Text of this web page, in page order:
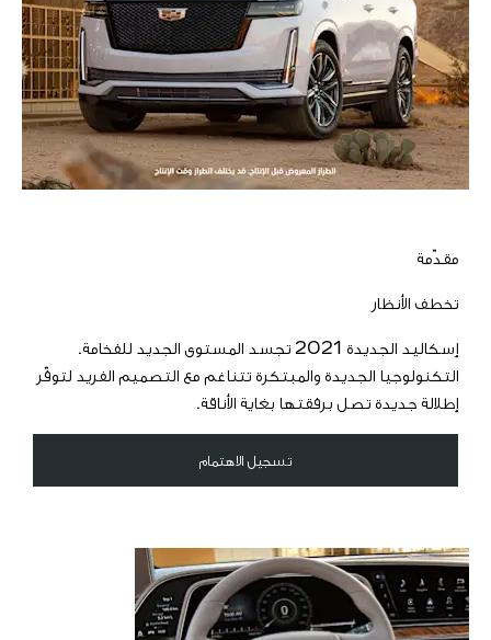
مقدّمة
تخطف الأنظار
إسكاليد الجديدة 2021 تجسد المستوى الجديد للفخامة.
التكنولوجيا الجديدة والمبتكرة تتناغم مع التصميم الفريد لتوفّر
إطلالة جديدة تصل برفقتها بغاية الأناقة.
تسجيل الاهتمام
المفاهيم